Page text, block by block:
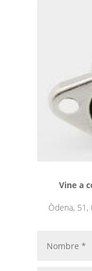
Vine a
Òdena,